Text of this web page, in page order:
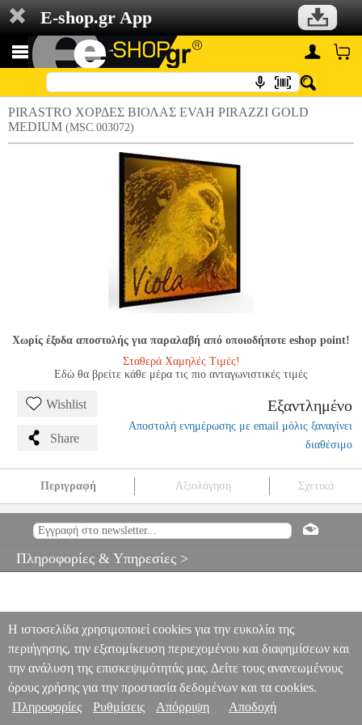
E-shop.gr App
PIRASTRO ΧΟΡΔΕΣ ΒΙΟΛΑΣ EVAH PIRAZZI GOLD
MEDIUM (MSC.003072)
Χωρίς έξοδα αποστολής για παραλαβή από οποιοδήποτε eshop point!
Σταθερά Χαμηλές Τιμές!
Εδώ θα βρείτε κάθε μέρα τις πιο ανταγωνιστικές τιμές
Wishlist
Share
Εξαντλημένο
Αποστολή ενημέρωσης με email μόλις ξαναγίνει
διαθέσιμο
Περιγραφή Αξιολόγηση Σχετικά
MSC.003072 MSC.003072 PIRASTRO
ΧΟΡΔΕΣ
0
Πληροφορίες & Υπηρεσίες >
Η ιστοσελίδα χρησιμοποιεί cookies για την ευκολία της
περιήγησης, την εξατομίκευση περιεχομένου και διαφημίσεων και
την ανάλυση της επισκεψιμότητάς μας. Δείτε τους ανανεωμένους
όρους χρήσης για την προστασία δεδομένων και τα cookies.
Πληροφορίες
Ρυθμίσεις Απόρριψη Αποδοχή